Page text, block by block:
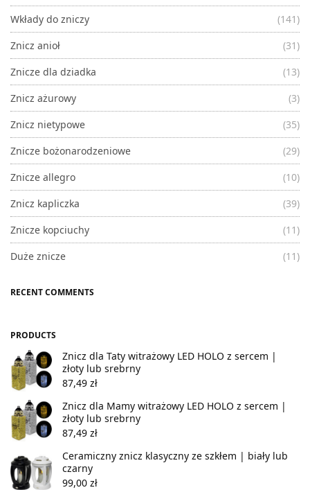
Wkłady do zniczy
(141)
Znicz anioł
(31)
Znicze dla dziadka
(13)
Znicz ażurowy
(3)
Znicz nietypowe
(35)
Znicze bożonarodzeniowe
(29)
Znicze allegro
(10)
Znicz kapliczka
(39)
Znicze kopciuchy
(11)
Duże znicze
(11)
RECENT COMMENTS
PRODUCTS
Znicz dla Taty witrażowy LED HOLO z sercem |
złoty lub srebrny
87,49 zł
Znicz dla Mamy witrażowy LED HOLO z sercem |
złoty lub srebrny
87,49 zł
Ceramiczny znicz klasyczny ze szkłem | biały lub
czarny
99,00 zł